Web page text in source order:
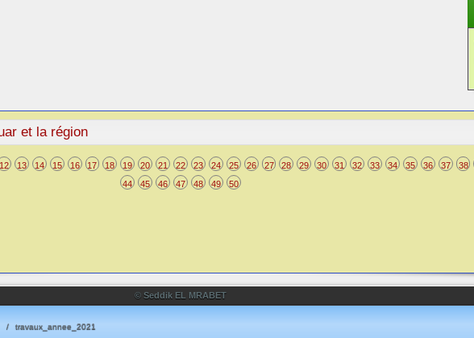
© Seddik EL MRABET
travaux_annee_2021
et la région
13 14 15 16 17 18 19 20 21 22 23 24 25 26 27 28 29 30 31 32 33 34 35 36 37 38
44
45 46 47 48 49 50